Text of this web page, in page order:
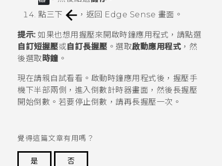
點三下
，返回 Edge Sense 畫面。
提示:如果也想用握壓來開啟時鐘應用程式，請點選
自訂短握壓或 自訂長握壓 。選取啟動應用程式 ，然
後選取時鐘 。
現在請親自試看看。啟動時鐘應用程式後，握壓手
機下半部兩側，進入倒數計時器畫面，然後長握壓
開始倒數。若要停止倒數，請再長握壓一次。
覺得這篇文章有用嗎？
是
否